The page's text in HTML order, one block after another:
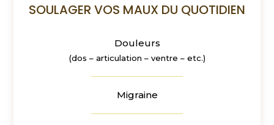
SOULAGER VOS MAUX DU QUOTIDIEN
Douleurs
(dos – articulation – ventre – etc.)
Migraine